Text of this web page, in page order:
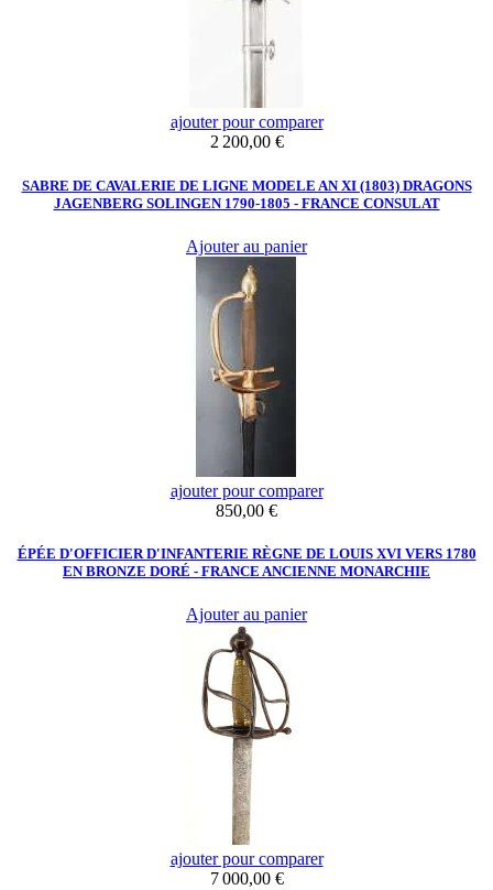
ajouter pour comparer
Prix
2 200,00 €
SABRE DE CAVALERIE DE LIGNE MODELE AN XI (1803) DRAGONS
JAGENBERG SOLINGEN 1790-1805 - FRANCE CONSULAT
Ajouter au panier
ajouter pour comparer
Prix
850,00 €
ÉPÉE D'OFFICIER D'INFANTERIE RÈGNE DE LOUIS XVI VERS 1780
EN BRONZE DORÉ - FRANCE ANCIENNE MONARCHIE
Ajouter au panier
ajouter pour comparer
Prix
7 000,00 €